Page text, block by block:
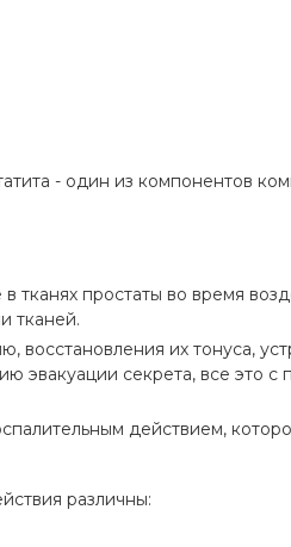
- один из компонентов
тканях простаты во время
тканей.
восстановления их тонуса,
эвакуации секрета, все это
действием,
различны: